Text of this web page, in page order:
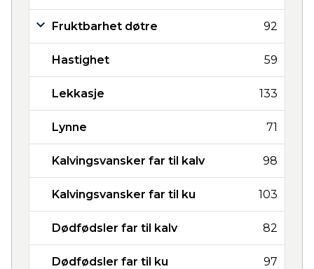
Fruktbarhet døtre 92
Hastighet 59
Lekkasje 133
Lynne 71
Kalvingsvansker far til kalv 98
Kalvingsvansker far til ku 103
Dødfødsler far til kalv 82
Dødfødsler far til ku 97